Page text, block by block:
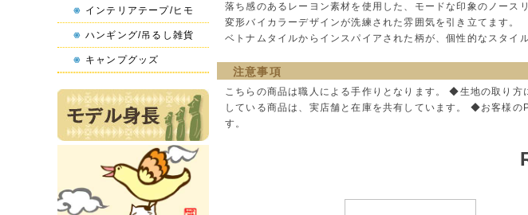
落ち感のあるレーヨン素材を使用した、モードな印象のノース
変形バイカラーデザインが洗練された雰囲気を引き立てます。
ベトナムタイルからインスパイアされた柄が、個性的なスタイ
注意事項
こちらの商品は職人による手作りとなります。 ◆生地の取り
している商品は、実店舗と在庫を共有しています。 ◆お客様
す。
インテリアテープ/ヒモ
ハンギング/吊るし雑貨
キャンプグッズ